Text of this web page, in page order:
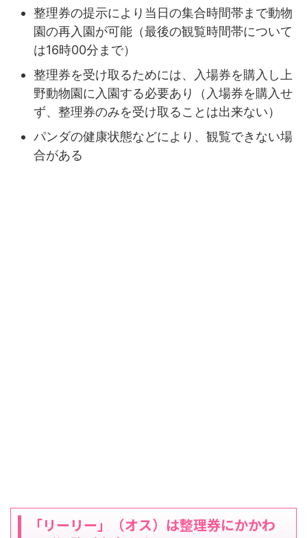
整理券の提示により当日の集合時間帯まで動物
園の再入園が可能（最後の観覧時間帯について
は16時00分まで）
整理券を受け取るためには、入場券を購入し上
野動物園に入園する必要あり（入場券を購入せ
ず、整理券のみを受け取ることは出来ない）
パンダの健康状態などにより、観覧できない場
合がある
「リーリー」（オス）は整理券にかかわ